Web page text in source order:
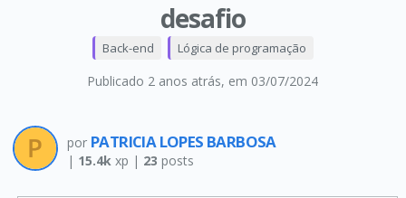
desafio
Publicado 2 anos atrás, em 03/07/2024
Back-end Lógica de programação
por PATRICIA LOPES BARBOSA
| 15.4kxp | 23 posts